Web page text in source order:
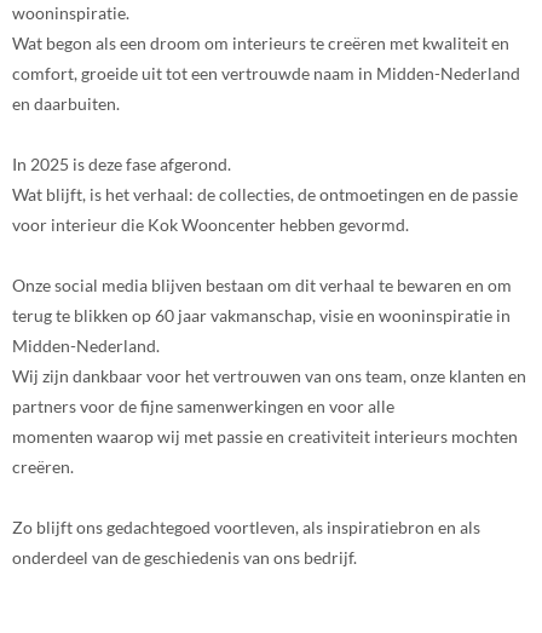
wooninspiratie.
Wat begon als een droom om interieurs te creëren met kwaliteit en
comfort, groeide uit tot een vertrouwde naam in Midden-Nederland
en daarbuiten.
In 2025 is deze fase afgerond.
Wat blijft, is het verhaal: de collecties, de ontmoetingen en de passie
voor interieur die Kok Wooncenter hebben gevormd.
Onze social media blijven bestaan om dit verhaal te bewaren en om
terug te blikken op 60 jaar vakmanschap, visie en wooninspiratie in
Midden-Nederland.
Wij zijn dankbaar voor het vertrouwen van ons team, onze klanten en
partners voor de fijne samenwerkingen en voor alle
momenten waarop wij met passie en creativiteit interieurs mochten
creëren.
Zo blijft ons gedachtegoed voortleven, als inspiratiebron en als
onderdeel van de geschiedenis van ons bedrijf.